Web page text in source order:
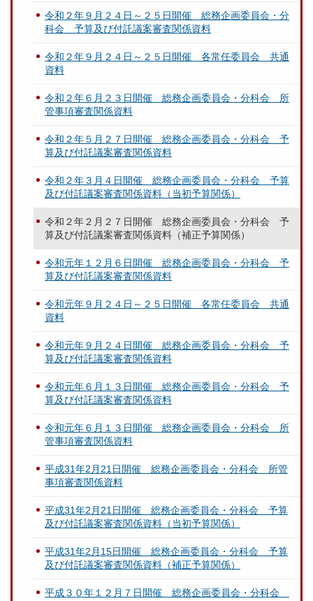
令和２年９月２４日～２５日開催 総務企画委員会・分
科会 予算及び付託議案審査関係資料
令和２年９月２４日～２５日開催 各常任委員会 共通
資料
令和２年６月２３日開催 総務企画委員会・分科会 所
管事項審査関係資料
令和２年５月２７日開催 総務企画委員会・分科会 予
算及び付託議案審査関係資料
令和２年３月４日開催 総務企画委員会・分科会 予算
及び付託議案審査関係資料（当初予算関係）
令和２年２月２７日開催 総務企画委員会・分科会 予
算及び付託議案審査関係資料（補正予算関係）
令和元年１２月６日開催 総務企画委員会・分科会 予
算及び付託議案審査関係資料
令和元年９月２４日～２５日開催 各常任委員会 共通
資料
令和元年９月２４日開催 総務企画委員会・分科会 予
算及び付託議案審査関係資料
令和元年６月１３日開催 総務企画委員会・分科会 予
算及び付託議案審査関係資料
令和元年６月１３日開催 総務企画委員会・分科会 所
管事項審査関係資料
平成31年2月21日開催 総務企画委員会・分科会 所管
事項審査関係資料
平成31年2月21日開催 総務企画委員会・分科会 予算
及び付託議案審査関係資料（当初予算関係）
平成31年2月15日開催 総務企画委員会・分科会 予算
及び付託議案審査関係資料（補正予算関係）
平成３０年１２月７日開催 総務企画委員会・分科会